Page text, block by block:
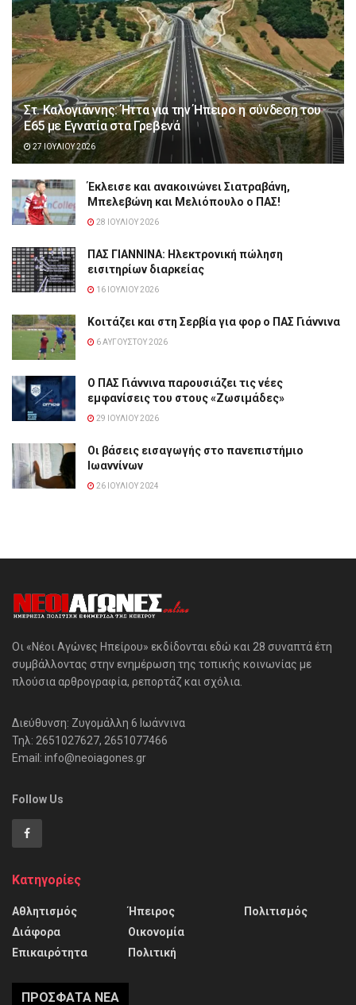
Στ. Καλογιάννης: Ήττα για την Ήπειρο η σύνδεση του
Ε65 με Εγνατία στα Γρεβενά
27 ΙΟΥΛΊΟΥ 2026
Έκλεισε και ανακοινώνει Σιατραβάνη,
Μπελεβώνη και Μελιόπουλο ο ΠΑΣ!
28 ΙΟΥΛΊΟΥ 2026
ΠΑΣ ΓΙΑΝΝΙΝΑ: Hλεκτρονική πώληση
εισιτηρίων διαρκείας
16 ΙΟΥΛΊΟΥ 2026
Κοιτάζει και στη Σερβία για φορ ο ΠΑΣ Γιάννινα
6 ΑΥΓΟΎΣΤΟΥ 2026
Ο ΠΑΣ Γιάννινα παρουσιάζει τις νέες
εμφανίσεις του στους «Ζωσιμάδες»
29 ΙΟΥΛΊΟΥ 2026
Οι βάσεις εισαγωγής στο πανεπιστήμιο
Ιωαννίνων
26 ΙΟΥΛΊΟΥ 2024
Οι «Νέοι Αγώνες Ηπείρου» εκδίδονται εδώ και 28 συναπτά έτη
συμβάλλοντας στην ενημέρωση της τοπικής κοινωνίας με
πλούσια αρθρογραφία, ρεπορτάζ και σχόλια.
Διεύθυνση: Ζυγομάλλη 6 Ιωάννινα
Τηλ: 2651027627, 2651077466
Email: info@neoiagones.gr
Follow Us
Κατηγορίες
Αθλητισμός
Διάφορα
Επικαιρότητα
Ήπειρος
Οικονομία
Πολιτική
Πολιτισμός
ΠΡΌΣΦΑΤΑ ΝΈΑ